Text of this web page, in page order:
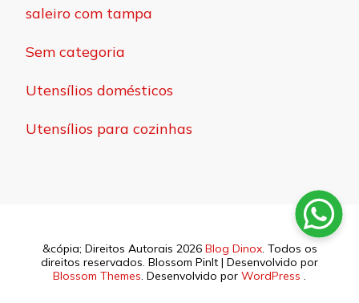
saleiro com tampa
Sem categoria
Utensílios domésticos
Utensílios para cozinhas
&cópia; Direitos Autorais 2026 Blog Dinox. Todos os
direitos reservados. Blossom PinIt | Desenvolvido por
Blossom Themes. Desenvolvido por WordPress .